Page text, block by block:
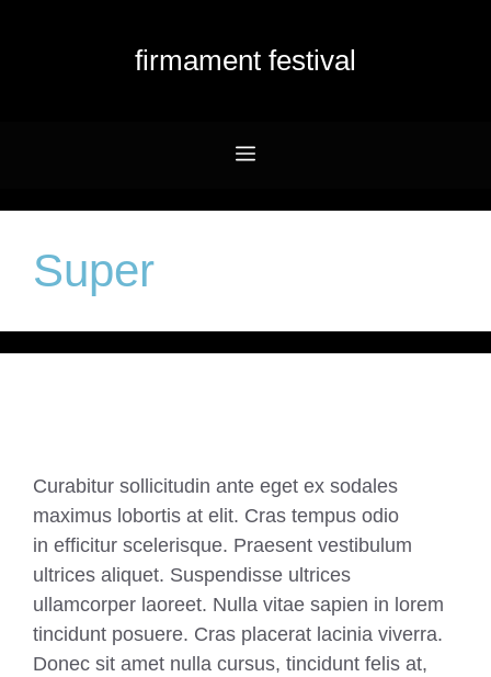
firmament festival
Menu
Super
Curabitur sollicitudin ante eget ex sodales
maximus lobortis at elit. Cras tempus odio
in efficitur scelerisque. Praesent vestibulum
ultrices aliquet. Suspendisse ultrices
ullamcorper laoreet. Nulla vitae sapien in lorem
tincidunt posuere. Cras placerat lacinia viverra.
Donec sit amet nulla cursus, tincidunt felis at,